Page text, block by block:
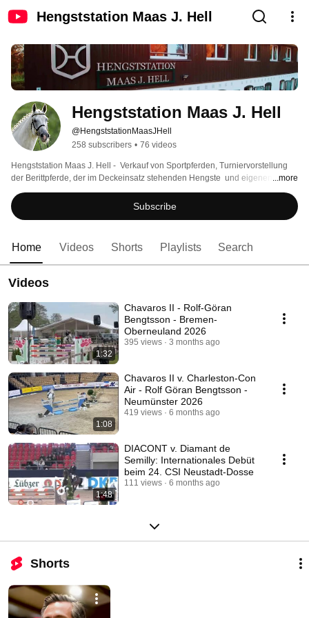
Hengststation Maas J. Hell
Hengststation Maas J. Hell
@HengststationMaasJHell
258 subscribers • 76 videos
Hengststation Maas J. Hell -  Verkauf von Sportpferden, Turniervorstellung
der Berittpferde, der im Deckeinsatz stehenden Hengste  und eigenen
Sportpferde sowie Präsentation der Fohlen für das Fohlenchampionat und
der Hengstvorführung!
...more
Subscribe
Home Videos Shorts Playlists Search
Videos
1:32
Chavaros II - Rolf-Göran
Bengtsson - Bremen-
Oberneuland 2026
395 views 3 months ago
1:08
Chavaros II v. Charleston-Con
Air - Rolf Göran Bengtsson -
Neumünster 2026
419 views 6 months ago
1:48
DIACONT v. Diamant de
Semilly: Internationales Debüt
beim 24. CSI Neustadt-Dosse
111 views 6 months ago
Shorts